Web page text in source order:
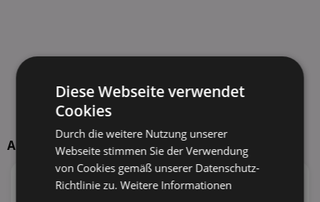
Aktuelle TOP-Händler
95 Angebote 100 Angebote
Diese Webseite verwendet
Cookies
Durch die weitere Nutzung unserer
Webseite stimmen Sie der Verwendung
von Cookies gemäß unserer Datenschutz-
Richtlinie zu.Weitere Informationen